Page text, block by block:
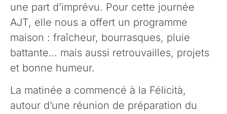
une part d’imprévu. Pour cette journée
AJT, elle nous a offert un programme
maison : fraîcheur, bourrasques, pluie
battante… mais aussi retrouvailles, projets
et bonne humeur.
La matinée a commencé à la Félicità,
autour d’une réunion de préparation du